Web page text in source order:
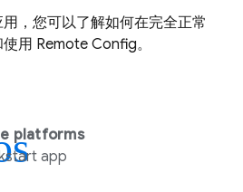
，您可以了解如何在完全正常
用 Remote Config。
platforms
app